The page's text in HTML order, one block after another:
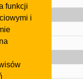
funkcji
i